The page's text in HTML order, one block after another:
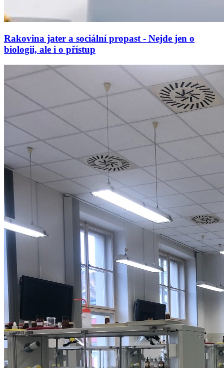
Rakovina jater a sociální propast - Nejde jen o
biologii, ale i o přístup